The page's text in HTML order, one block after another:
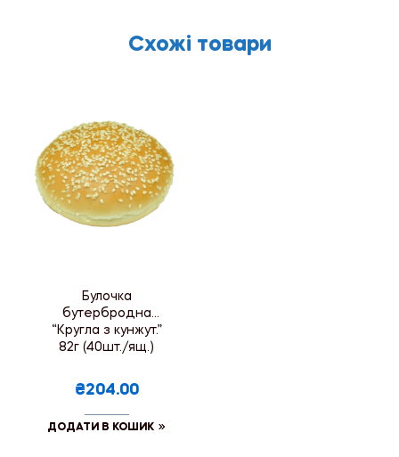
Схожі товари
Булочка
бутербродна
“Кругла з кунжут.”
82г (40шт./ящ.)
₴204.00
ДОДАТИ В КОШИК